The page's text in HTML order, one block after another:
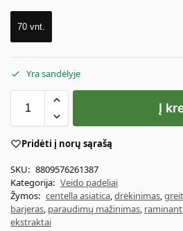
70 vnt.
Yra sandėlyje
Į
Pridėti į norų sąrašą
SKU: 8809576261387
Kategorija: Veido padeliai
Žymos: centella asiatica,drėkinimas,
barjeras, paraudimų mažinimas,
ekstraktai